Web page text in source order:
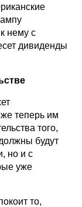
нему с
дивиденды
теперь им
того,
будут
но и с
уже
то,